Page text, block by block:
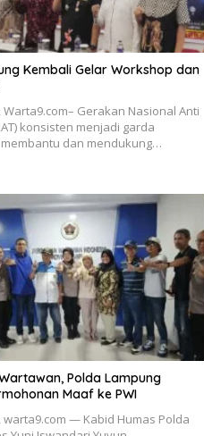
Kembali Gelar Workshop dan
Gerakan Nasional Anti
konsisten menjadi garda
dan mendukung…
Polda Lampung
Maaf ke PWI
— Kabid Humas Polda